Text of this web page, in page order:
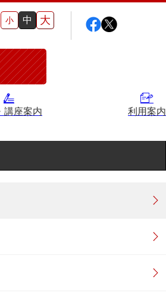
小 中 大
講座案内 利用案内